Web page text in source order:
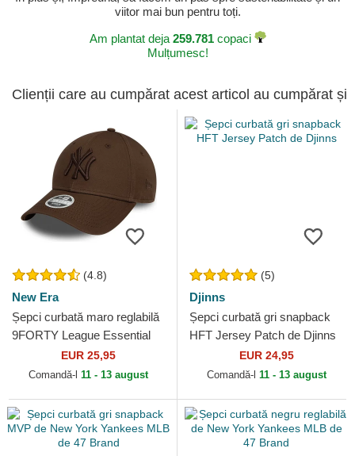
viitor mai bun pentru toți.
Am plantat deja 259.781copaci
Mulțumesc!
Clienții care au cumpărat acest articol au cumpărat și
(4.8)
New Era
Șepci curbată maro reglabilă
9FORTY League Essential
de New York Yankees MLB
de New Era
EUR 25,95
Comandă-l 11 - 13 august
(5)
Djinns
Șepci curbată gri snapback
HFT Jersey Patch de Djinns
EUR 24,95
Comandă-l 11 - 13 august